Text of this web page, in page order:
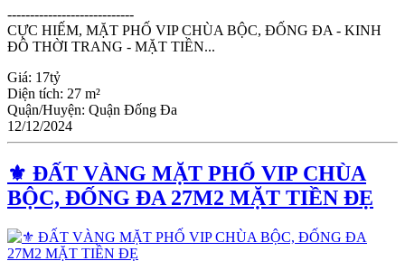
----------------------------
CỰC HIẾM, MẶT PHỐ VIP CHÙA BỘC, ĐỐNG ĐA - KINH
ĐÔ THỜI TRANG - MẶT TIỀN...
Giá: 17tỷ
Diện tích: 27 m²
Quận/Huyện: Quận Đống Đa
12/12/2024
⚜️ ĐẤT VÀNG MẶT PHỐ VIP CHÙA
BỘC, ĐỐNG ĐA 27M2 MẶT TIỀN ĐẸ